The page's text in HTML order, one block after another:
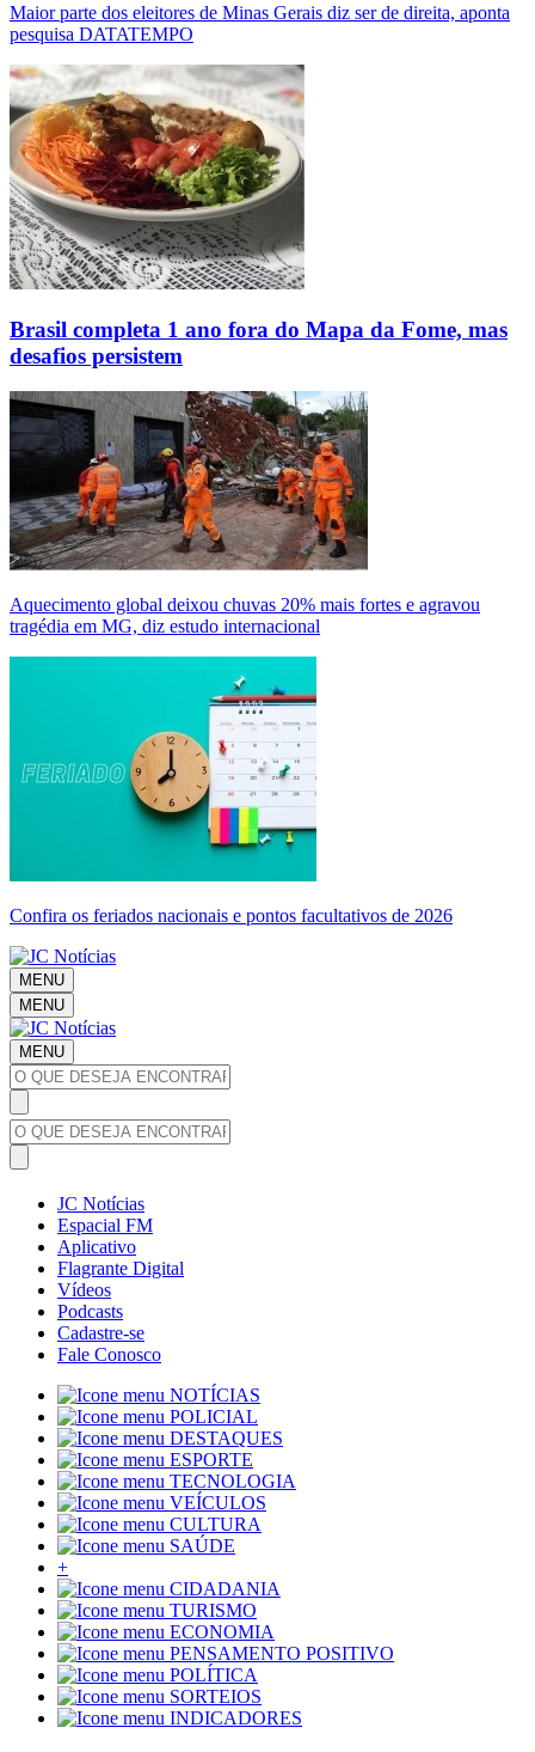
Maior parte dos eleitores de Minas Gerais diz ser de direita, aponta
pesquisa DATATEMPO
Brasil completa 1 ano fora do Mapa da Fome, mas
desafios persistem
Aquecimento global deixou chuvas 20% mais fortes e agravou
tragédia em MG, diz estudo internacional
Confira os feriados nacionais e pontos facultativos de 2026
MENU
MENU
MENU
JC Notícias
Espacial FM
Aplicativo
Flagrante Digital
Vídeos
Podcasts
Cadastre-se
Fale Conosco
NOTÍCIAS
POLICIAL
DESTAQUES
ESPORTE
TECNOLOGIA
VEÍCULOS
CULTURA
SAÚDE
+
CIDADANIA
TURISMO
ECONOMIA
PENSAMENTO POSITIVO
POLÍTICA
SORTEIOS
INDICADORES